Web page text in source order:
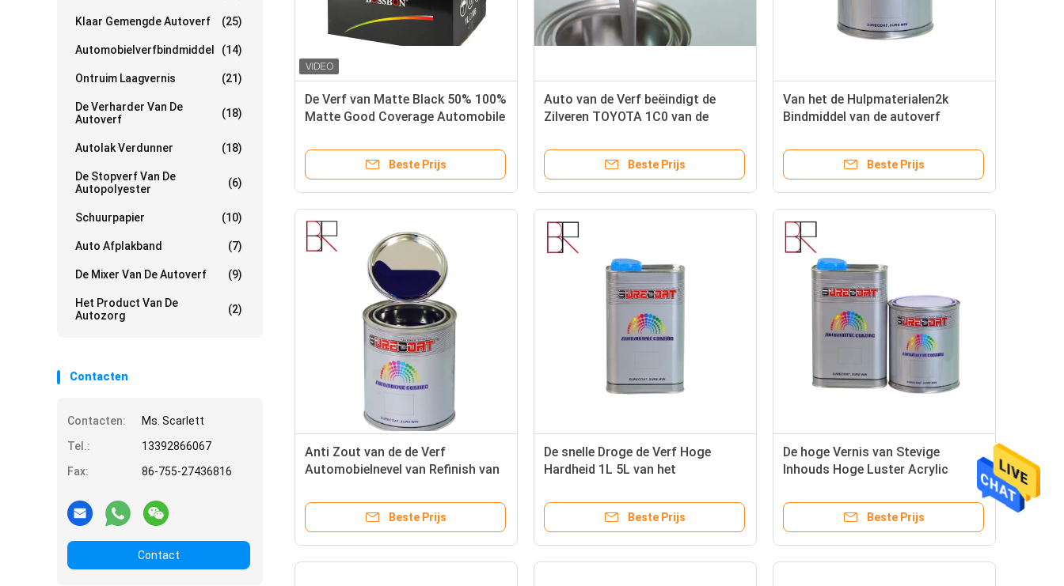
Klaar Gemengde Autoverf (25)
Automobielverfbindmiddel (14)
Ontruim Laagvernis (21)
De Verharder Van De
Autoverf
(18)
Autolak Verdunner (18)
De Stopverf Van De
Autopolyester
(6)
Schuurpapier (10)
Auto Afplakband (7)
De Mixer Van De Autoverf (9)
Het Product Van De
Autozorg
(2)
Contacten
Contacten:
Ms. Scarlett
Tel.:
13392866067
Fax:
86-755-27436816
Contact
De Verf van Matte Black 50% 100%
Matte Good Coverage Automobile
Beste Prijs
Auto van de Verf beëindigt de
Zilveren TOYOTA 1C0 van de
Beste Prijs
Van het de Hulpmaterialen2k
Bindmiddel van de autoverf
Beste Prijs
Anti Zout van de de Verf
Automobielnevel van Refinish van
Beste Prijs
De snelle Droge de Verf Hoge
Hardheid 1L 5L van het
Beste Prijs
De hoge Vernis van Stevige
Inhouds Hoge Luster Acrylic
Beste Prijs